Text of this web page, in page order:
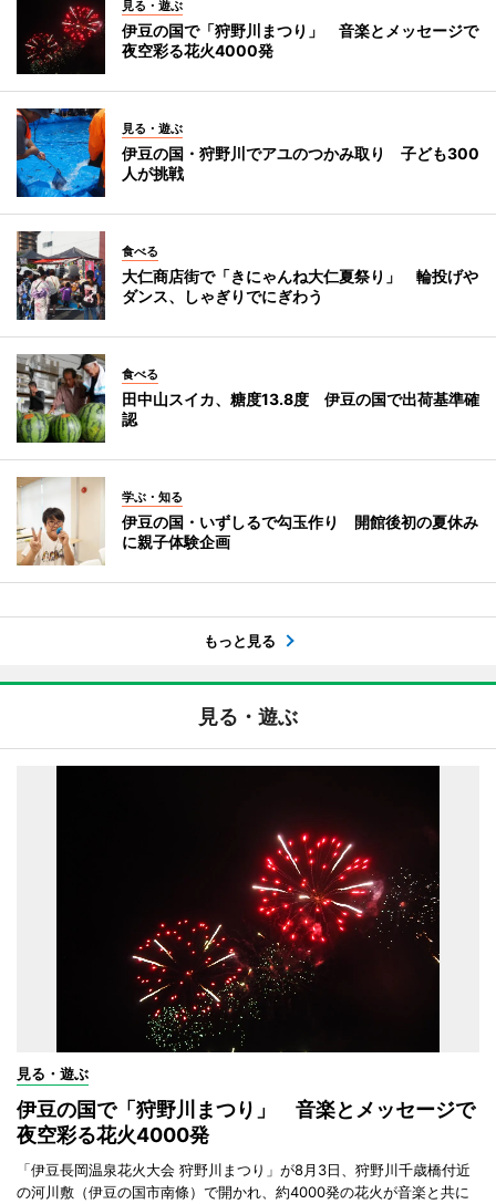
見る・遊ぶ
伊豆の国で「狩野川まつり」 音楽とメッセージで
夜空彩る花火4000発
見る・遊ぶ
伊豆の国・狩野川でアユのつかみ取り 子ども300
人が挑戦
食べる
大仁商店街で「きにゃんね大仁夏祭り」 輪投げや
ダンス、しゃぎりでにぎわう
食べる
田中山スイカ、糖度13.8度 伊豆の国で出荷基準確
認
学ぶ・知る
伊豆の国・いずしるで勾玉作り 開館後初の夏休み
に親子体験企画
もっと見る
見る・遊ぶ
見る・遊ぶ
伊豆の国で「狩野川まつり」 音楽とメッセージで
夜空彩る花火4000発
「伊豆長岡温泉花火大会 狩野川まつり」が8月3日、狩野川千歳橋付近
の河川敷（伊豆の国市南條）で開かれ、約4000発の花火が音楽と共に